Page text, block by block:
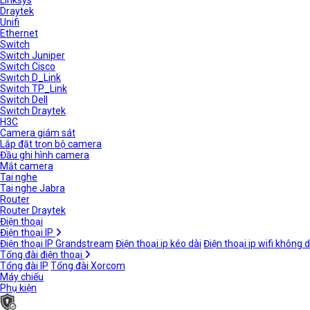
Draytek
Unifi
Ethernet
Switch
Switch Juniper
Switch Cisco
Switch D_Link
Switch TP_Link
Switch Dell
Switch Draytek
H3C
Camera giám sát
Lắp đặt trọn bộ camera
Đầu ghi hình camera
Mắt camera
Tai nghe
Tai nghe Jabra
Router
Router Draytek
Điện thoại
Điện thoại IP
Điện thoại IP Grandstream Điện thoại ip kéo dài Điện thoại ip wifi không
Tổng đài điện thoại
Tổng đài IP Tổng đài Xorcom
Máy chiếu
Phụ kiện